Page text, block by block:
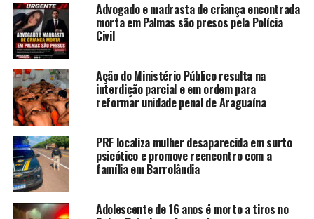
Advogado e madrasta de criança encontrada
morta em Palmas são presos pela Polícia
Civil
Ação do Ministério Público resulta na
interdição parcial e em ordem para
reformar unidade penal de Araguaína
PRF localiza mulher desaparecida em surto
psicótico e promove reencontro com a
família em Barrolândia
Adolescente de 16 anos é morto a tiros no